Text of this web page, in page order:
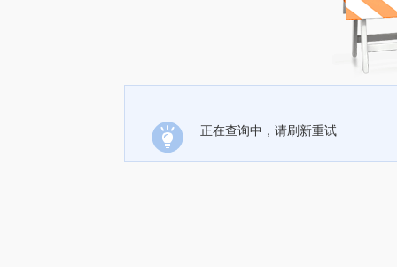
正在查询中，请刷新重试